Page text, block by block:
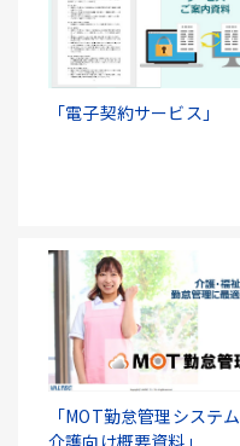
「電子契約サービス」
「MOT勤怠管理システム